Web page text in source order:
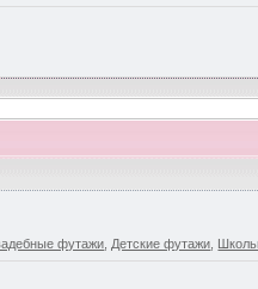
футажи Детские футажи